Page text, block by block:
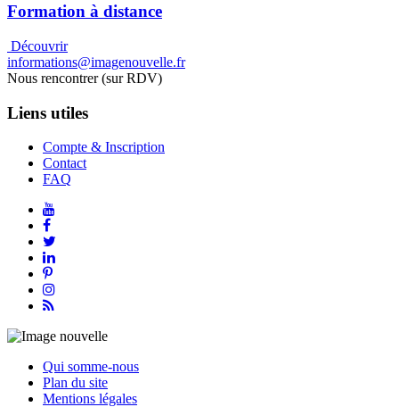
Formation à distance
Découvrir
informations@imagenouvelle.fr
Nous rencontrer (sur RDV)
Liens utiles
Compte & Inscription
Contact
FAQ
Qui somme-nous
Plan du site
Mentions légales